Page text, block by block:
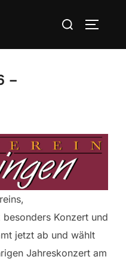
Suchen
–
Konzert und
jetzt ab und wählt
Jahreskonzert am